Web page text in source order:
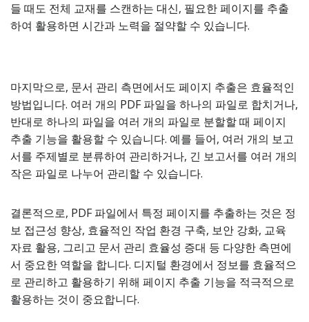
들 때도 전체 교재를 스캔하는 대신, 필요한 페이지를 추출
하여 활용하면 시간과 노력을 절약할 수 있습니다.
마지막으로, 문서 관리 측면에서도 페이지 추출은 효율적인
방법입니다. 여러 개의 PDF 파일을 하나의 파일로 합치거나,
반대로 하나의 파일을 여러 개의 파일로 분할할 때 페이지
추출 기능을 활용할 수 있습니다. 예를 들어, 여러 개의 보고
서를 주제별로 분류하여 관리하거나, 긴 보고서를 여러 개의
작은 파일로 나누어 관리할 수 있습니다.
결론적으로, PDF 파일에서 특정 페이지를 추출하는 것은 정
보 접근성 향상, 효율적인 작업 환경 구축, 보안 강화, 교육
자료 활용, 그리고 문서 관리 효율성 증대 등 다양한 측면에
서 중요한 역할을 합니다. 디지털 환경에서 정보를 효율적으
로 관리하고 활용하기 위해 페이지 추출 기능을 적극적으로
활용하는 것이 중요합니다.